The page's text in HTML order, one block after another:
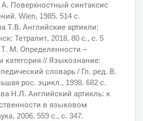
Поверхностный синтаксис
Wien, 1985. 514 с.
Т.В. Английские артикли:
Тетралит, 2018, 80 с., с. 5
М. Определенности –
категория // Языкознание:
словарь / Гл. ред. В.
рос. эцикл., 1998. 682 с.
Н.Л. Английский артикль: к
в языковом
2006. 559 с., с. 347.